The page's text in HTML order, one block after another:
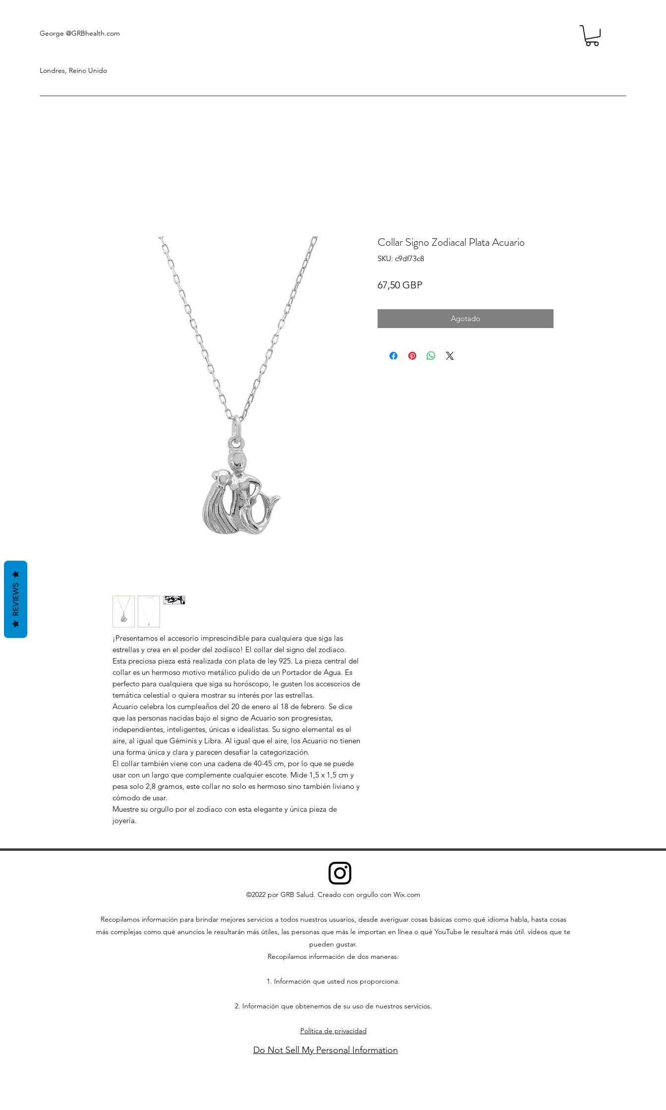
George @GRBhealth.com
Londres, Reino Unido
¡Presentamos el accesorio imprescindible para cualquiera que siga las
estrellas y crea en el poder del zodíaco! El collar del signo del zodiaco.
Esta preciosa pieza está realizada con plata de ley 925. La pieza central del
collar es un hermoso motivo metálico pulido de un Portador de Agua. Es
perfecto para cualquiera que siga su horóscopo, le gusten los accesorios de
temática celestial o quiera mostrar su interés por las estrellas.
Acuario celebra los cumpleaños del 20 de enero al 18 de febrero. Se dice
que las personas nacidas bajo el signo de Acuario son progresistas,
independientes, inteligentes, únicas e idealistas. Su signo elemental es el
aire, al igual que Géminis y Libra. Al igual que el aire, los Acuario no tienen
una forma única y clara y parecen desafiar la categorización.
El collar también viene con una cadena de 40-45 cm, por lo que se puede
usar con un largo que complemente cualquier escote. Mide 1,5 x 1,5 cm y
pesa solo 2,8 gramos, este collar no solo es hermoso sino también liviano y
cómodo de usar.
Muestre su orgullo por el zodíaco con esta elegante y única pieza de
joyería.
Collar Signo Zodiacal Plata Acuario
SKU: c9df73c8
67,50 GBPPrecio
Agotado
©2022 por GRB Salud. Creado con orgullo con Wix.com
Recopilamos información para brindar mejores servicios a todos nuestros usuarios, desde averiguar cosas básicas como qué idioma habla, hasta cosas
más complejas como qué anuncios le resultarán más útiles, las personas que más le importan en línea o qué YouTube le resultará más útil. vídeos que te
pueden gustar.
Recopilamos información de dos maneras:
1. Información que usted nos proporciona.
2. Información que obtenemos de su uso de nuestros servicios.
Política de privacidad
Do Not Sell My Personal Information
REVIEWS